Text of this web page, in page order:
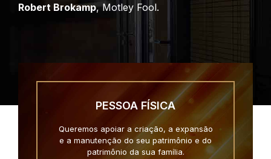
Robert Brokamp, Motley Fool.
PESSOA FÍSICA
Queremos apoiar a criação, a expansão
e a manutenção do seu patrimônio e do
patrimônio da sua família.